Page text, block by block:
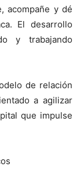
acompañe y dé
El desarrollo
y trabajando
de relación
a agilizar
que impulse